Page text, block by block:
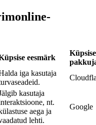
eesmärk
Küpsise
iga kasutaja
kasutaja
nt.
aega ja
lehti.
Google